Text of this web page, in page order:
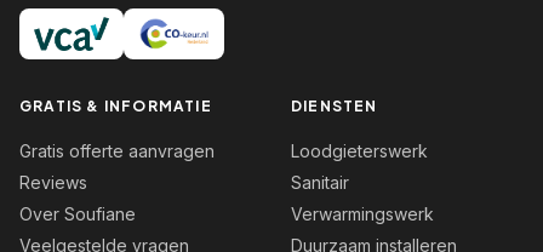
GRATIS & INFORMATIE
Gratis offerte aanvragen
Reviews
Over Soufiane
Veelgestelde vragen
DIENSTEN
Loodgieterswerk
Sanitair
Verwarmingswerk
Duurzaam installeren